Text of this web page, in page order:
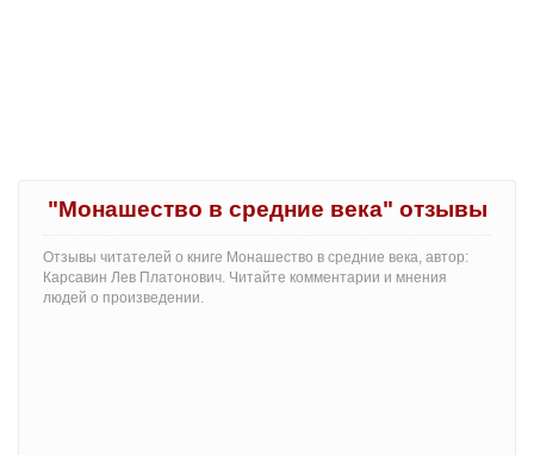
"Монашество в средние века" отзывы
Отзывы читателей о книге Монашество в средние века, автор:
Карсавин Лев Платонович. Читайте комментарии и мнения
людей о произведении.